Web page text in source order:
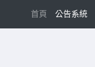
首頁 (current)
公告系統